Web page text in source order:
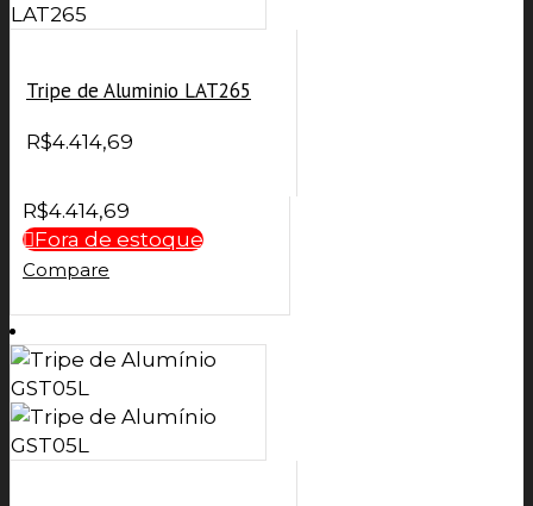
Tripe de Aluminio LAT265
R$4.414,69
R$4.414,69
Fora de estoque
Compare